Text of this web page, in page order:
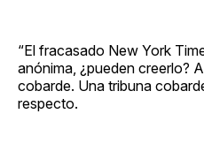
“El fracasado New York
anónima, ¿pueden creerlo?
cobarde. Una tribuna
respecto.